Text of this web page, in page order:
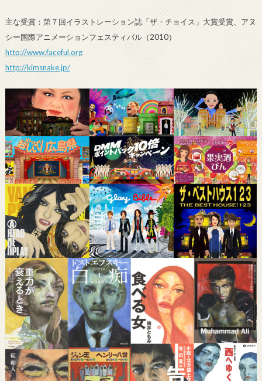
主な受賞：第７回イラストレーション誌「ザ・チョイス」大賞受賞、アヌ
シー国際アニメーションフェスティバル（2010）
http://www.faceful.org
http://kimsnake.jp/